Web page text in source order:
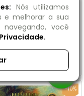
outras vozes...
/ Cátia Taboada
R$ 42,20
R$ 46,90
até3xdeR$ 14,07sem
-10%
Nós utilizamos
e melhorar a sua
você